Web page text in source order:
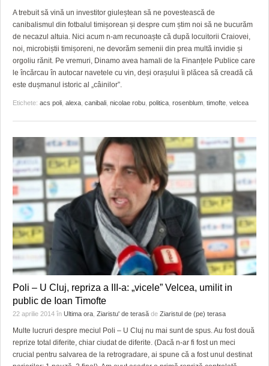
ZÂMBETE AMARE
GRĂDINA TAICII DOMNULUI
ZIARISTU’ DE TERASĂ
CU OIŞTEA-N KIERKEGAARD
FINANŢĂRI DE LA A LA Z
CULTURA
CRONICĂ DE FILM
UNDE MERGEM
FILME DOCUMENTARE
CLIPURI VIDEO
MAI MULTE
ACCIDENTE
ANUNŢURI
INFO SI UTILE
CULTURA
JUSTITIE
FILME DOCUMENTARE
CLIPURI VIDEO
JOCURI ONLINE
DIVERSE
FARMACII DIN TIMIŞOARA
HARTA TIMIŞOAREI
LICEE, ŞCOLI ŞI GRĂDINIŢE DIN TIMIŞ
PRIMĂRIILE DIN TIMIŞ
A trebuit să vină un investitor giuleștean să ne povestească de
canibalismul din fotbalul timișorean și despre cum știm noi să ne bucurăm
de necazul altuia. Nici acum n-am recunoaște că după locuitorii Craiovei,
noi, microbiștii timișoreni, ne devorăm semenii din prea multă invidie și
orgoliu rănit. Pe vremuri, Dinamo avea hamali de la Finanțele Publice care
le încărcau în autocar navetele cu vin, deși orașului îi plăcea să creadă că
este dușmanul istoric al „câinilor”.
Etichete: acs poli alexa canibali nicolae robu politica rosenblum timofte velcea
Poli – U Cluj, repriza a III-a: „vicele” Velcea, umilit in
public de Ioan Timofte
22 aprilie 2014 în Ultima ora, Ziaristu' de terasă de Ziaristul de (pe) terasa
Multe lucruri despre meciul Poli – U Cluj nu mai sunt de spus. Au fost două
reprize total diferite, chiar ciudat de diferite. (Dacă n-ar fi fost un meci
crucial pentru salvarea de la retrogradare, ai spune că a fost unul destinat